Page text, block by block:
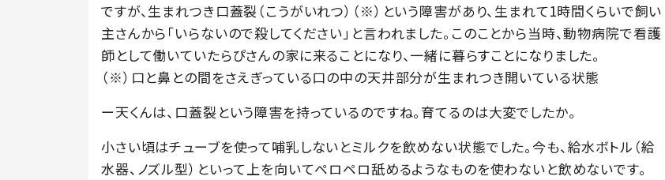
ですが、生まれつき口蓋裂（こうがいれつ）（※）という障害があり、生まれて1時間くらいで飼い
主さんから「いらないので殺してください」と言われました。このことから当時、動物病院で看護
師として働いていたらぴさんの家に来ることになり、一緒に暮らすことになりました。
（※）口と鼻との間をさえぎっている口の中の天井部分が生まれつき開いている状態
ー天くんは、口蓋裂という障害を持っているのですね。育てるのは大変でしたか。
小さい頃はチューブを使って哺乳しないとミルクを飲めない状態でした。今も、給水ボトル（給
水器、ノズル型）といって上を向いてペロペロ舐めるようなものを使わないと飲めないです。